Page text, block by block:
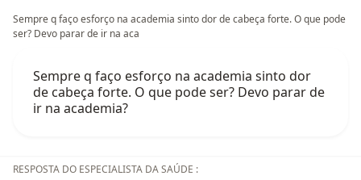
Sempre q faço esforço na academia sinto dor de cabeça forte. O que pode
ser? Devo parar de ir na aca
Sempre q faço esforço na academia sinto dor
de cabeça forte. O que pode ser? Devo parar de
ir na academia?
RESPOSTA DO ESPECIALISTA DA SAÚDE :